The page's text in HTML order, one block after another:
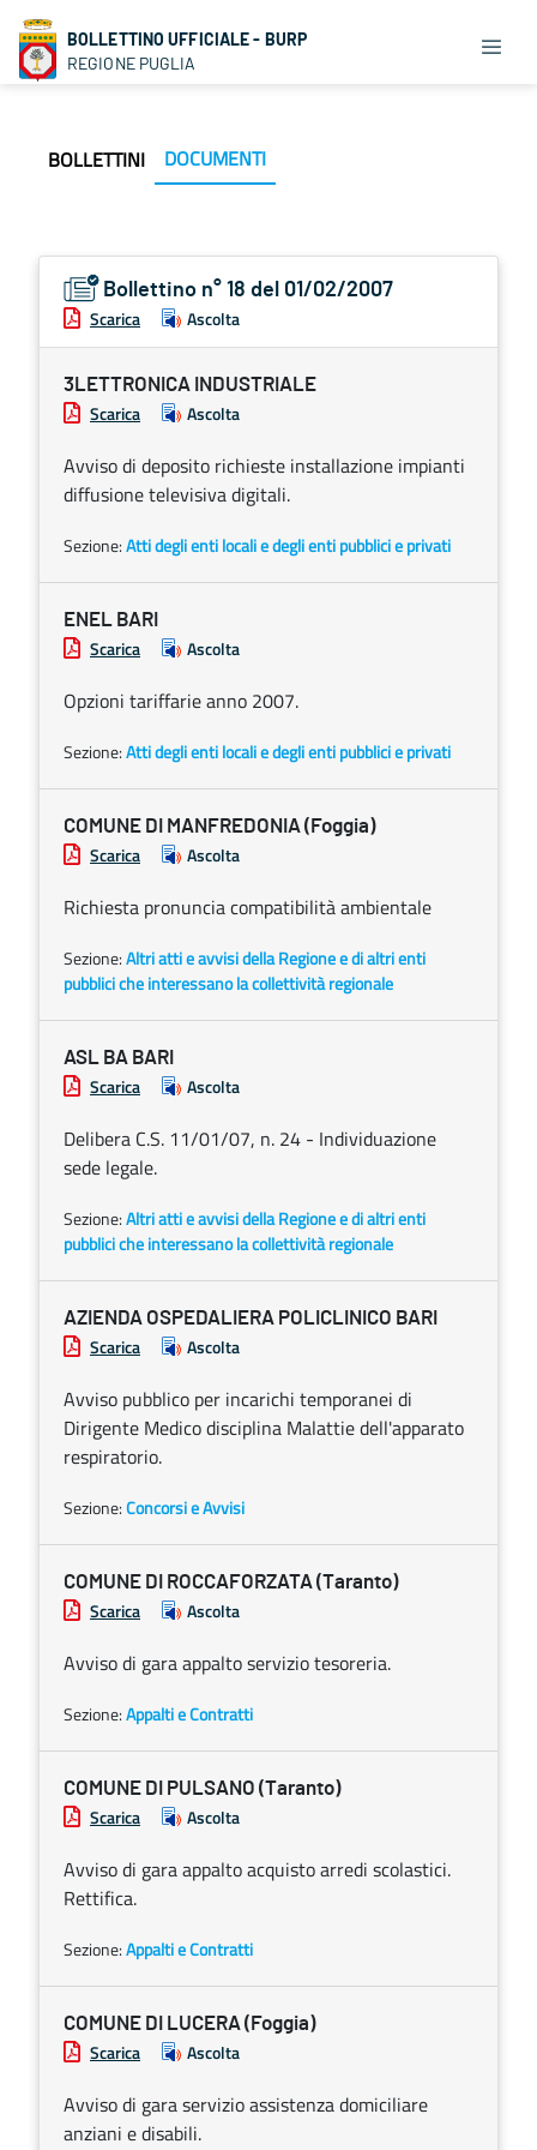
BOLLETTINO UFFICIALE - BURP
REGIONE PUGLIA
BOLLETTINI DOCUMENTI
Bollettino n° 18 del 01/02/2007
Scarica Ascolta
3LETTRONICA INDUSTRIALE
Scarica Ascolta
Avviso di deposito richieste installazione impianti
diffusione televisiva digitali.
Sezione:Atti degli enti locali e degli enti pubblici e privati
ENEL BARI
Scarica Ascolta
Opzioni tariffarie anno 2007.
Sezione:Atti degli enti locali e degli enti pubblici e privati
COMUNE DI MANFREDONIA (Foggia)
Scarica Ascolta
Richiesta pronuncia compatibilità ambientale
Sezione:Altri atti e avvisi della Regione e di altri enti
pubblici che interessano la collettività regionale
ASL BA BARI
Scarica Ascolta
Delibera C.S. 11/01/07, n. 24 - Individuazione
sede legale.
Sezione:Altri atti e avvisi della Regione e di altri enti
pubblici che interessano la collettività regionale
AZIENDA OSPEDALIERA POLICLINICO BARI
Scarica Ascolta
Avviso pubblico per incarichi temporanei di
Dirigente Medico disciplina Malattie dell'apparato
respiratorio.
Sezione:Concorsi e Avvisi
COMUNE DI ROCCAFORZATA (Taranto)
Scarica Ascolta
Avviso di gara appalto servizio tesoreria.
Sezione:Appalti e Contratti
COMUNE DI PULSANO (Taranto)
Scarica Ascolta
Avviso di gara appalto acquisto arredi scolastici.
Rettifica.
Sezione:Appalti e Contratti
COMUNE DI LUCERA (Foggia)
Scarica Ascolta
Avviso di gara servizio assistenza domiciliare
anziani e disabili.